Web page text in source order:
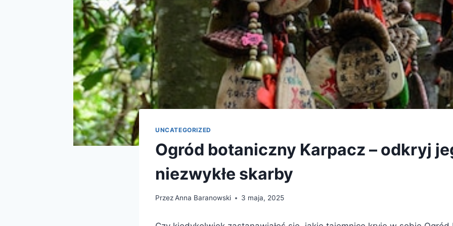
UNCATEGORIZED
Ogród botaniczny Karpacz – odkryj
niezwykłe skarby
PrzezAnna Baranowski 3 maja, 2025